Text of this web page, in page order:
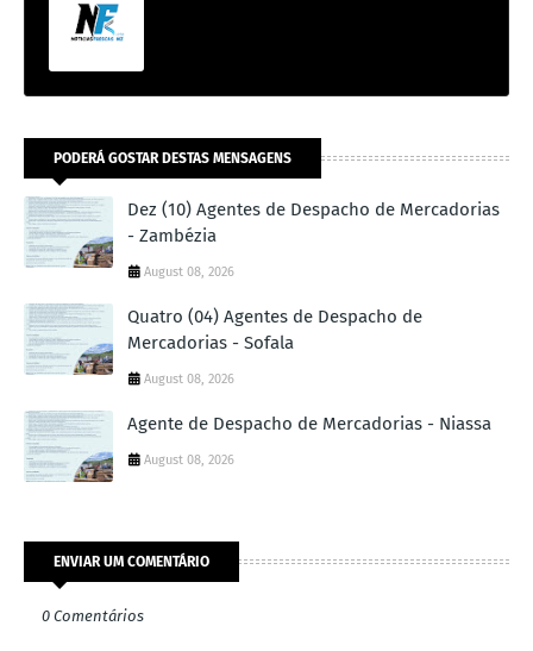
PODERÁ GOSTAR DESTAS MENSAGENS
Dez (10) Agentes de Despacho de Mercadorias
- Zambézia
August 08, 2026
Quatro (04) Agentes de Despacho de
Mercadorias - Sofala
August 08, 2026
Agente de Despacho de Mercadorias - Niassa
August 08, 2026
ENVIAR UM COMENTÁRIO
0 Comentários